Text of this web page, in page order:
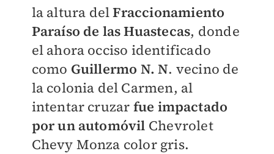
la altura delFraccionamiento
Paraíso de las Huastecas, donde
el ahora occiso identificado
como Guillermo N. N. vecino de
la colonia del Carmen, al
intentar cruzar fue impactado
por un automóvil Chevrolet
Chevy Monza color gris.